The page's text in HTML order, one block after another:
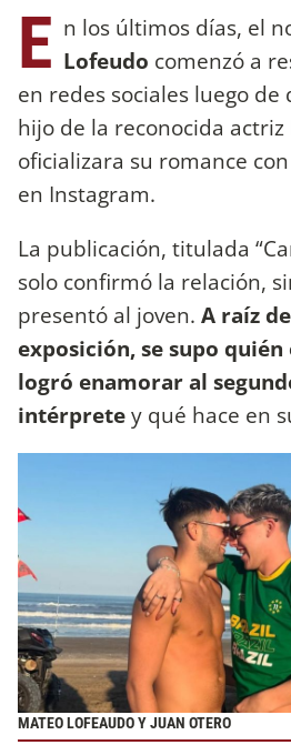
E n los últimos días, el
Lofeudo comenzó a
en redes sociales luego de
hijo de la reconocida actriz
oficializara su romance
en Instagram.
La publicación, titulada
solo confirmó la relación,
presentó al joven. A raíz
exposición, se supo quién
logró enamorar al
intérpretey qué hace en
MATEO LOFEAUDO Y JUAN OTERO